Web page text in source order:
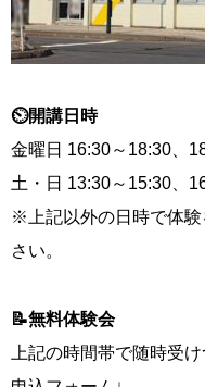
⏲開講日時
金曜日 16:30～18:30、
土・日 13:30～15:30、
※上記以外の日時で体
さい。
📝無料体験会
上記の時間帯で随時受